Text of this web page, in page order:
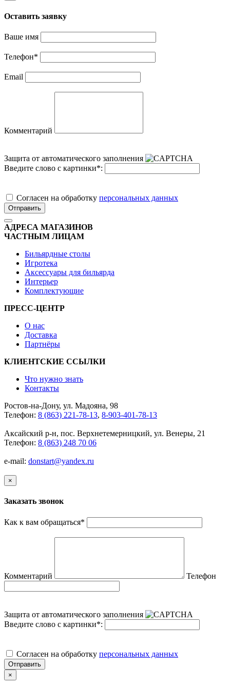
Оставить заявку
Ваше имя
Телефон*
Email
Комментарий
Защита от автоматического заполнения
Введите слово с картинки*:
Cогласен на обработку персональных данных
Отправить
АДРЕСА МАГАЗИНОВ
ЧАСТНЫМ ЛИЦАМ
Бильярдные столы
Игротека
Аксессуары для бильярда
Интерьер
Комплектующие
ПРЕСС-ЦЕНТР
О нас
Доставка
Партнёры
КЛИЕНТСКИЕ ССЫЛКИ
Что нужно знать
Контакты
Ростов-на-Дону, ул. Мадояна, 98
Телефон: 8 (863) 221-78-13, 8-903-401-78-13
Аксайский р-н, пос. Верхнетемерницкий, ул. Венеры, 21
Телефон: 8 (863) 248 70 06
e-mail: donstart@yandex.ru
×
Заказать звонок
Как к вам обращаться*
Комментарий Телефон
Защита от автоматического заполнения
Введите слово с картинки*:
Cогласен на обработку персональных данных
Отправить
×